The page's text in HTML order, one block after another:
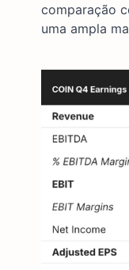
comparação
uma ampla